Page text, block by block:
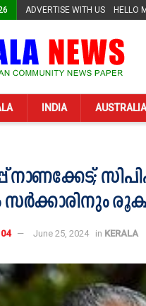
ADVERTISE WITH US HELLO
INDIA
സർക്കാരിനും
June 25, 2024 in KERALA